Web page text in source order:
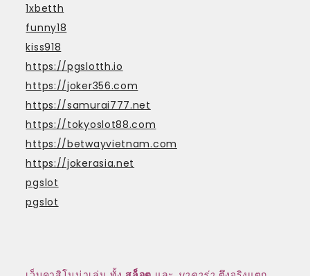
1xbetth
funny18
kiss918
https://pgslotth.io
https://joker356.com
https://samurai777.net
https://tokyoslot88.com
https://betwayvietnam.com
https://jokerasia.net
pgslot
pgslot